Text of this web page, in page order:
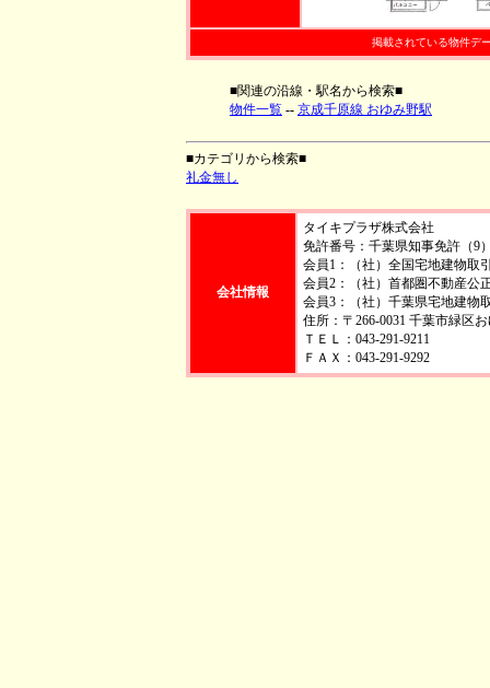
掲載されている物件デ
■関連の沿線・駅名から検索■
物件一覧 -- 京成千原線 おゆみ野駅
■カテゴリから検索■
礼金無し
会社情報
タイキプラザ株式会社
免許番号：千葉県知事免許（9
会員1：（社）全国宅地建物取
会員2：（社）首都圏不動産公
会員3：（社）千葉県宅地建物
住所：〒266-0031 千葉市緑区
ＴＥＬ：043-291-9211
ＦＡＸ：043-291-9292